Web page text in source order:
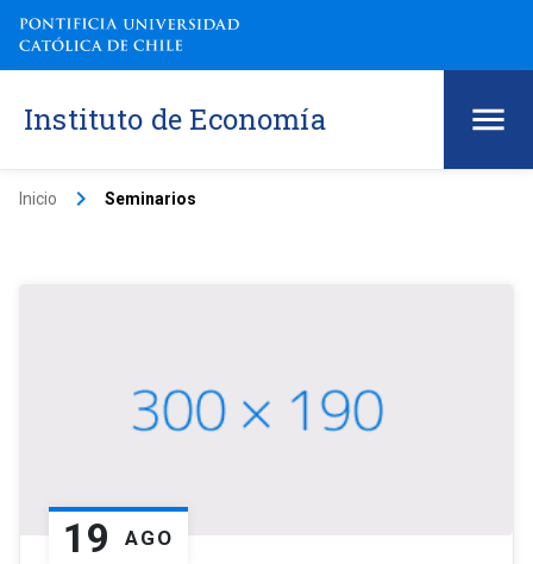
Instituto de Economía
Inicio keyboard_arrow_right Seminarios
19 AGO